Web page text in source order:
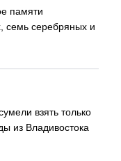
памяти
семь серебряных и
взять только
из Владивостока